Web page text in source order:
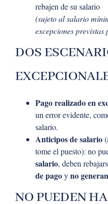
rebajen de su salario
(sujeto al salario
excepciones previstas
DOS
Pago realizado en
un error evidente,
salario.
Anticipos de salario
tome el puesto): no
salario, deben
de pagoyno
NO PUEDEN